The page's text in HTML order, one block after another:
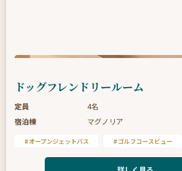
ドッグフレンドリールーム
定員
4名
宿泊棟
マグノリア
オープンジェットバス ゴルフコースビュー